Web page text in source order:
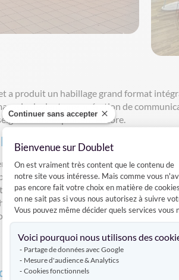
Continuer sans accepter
Bienvenue sur Doublet
Plateforme de Gestion
On est vraiment très content que le contenu de
notre site vous intéresse. Mais comme vous
pas encore fait votre choix en matière de
on ne sait pas si vous nous autorisez à suivre
Vous pouvez même décider quels services vous
Voici pourquoi nous utilisons des
Partage de données avec Google
Mesure d'audience & Analytics
Cookies fonctionnels
a produit un habillage grand format
devient une opération de
sous-exploitent encore.
nouvelle identité
point de contact avec le client. Elle
BZB de Bordeaux, Doublet a pris
zonage "Woman / Man" clairement
précise : résistance aux UV et aux
Des contraintes que les
surface devient un message